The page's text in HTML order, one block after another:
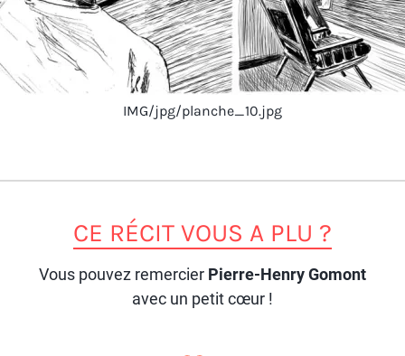
IMG/jpg/planche_10.jpg
CE RÉCIT VOUS A PLU ?
Vous pouvez remercier Pierre-Henry Gomont
avec un petit cœur !